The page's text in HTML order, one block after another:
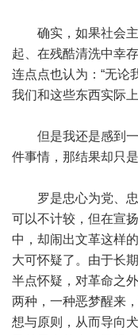
确实，如果社会主
起、在残酷清洗中幸
连点点也认为：“无论
我们和这些东西实际
但是我还是感到一
件事情，那结果却只
罗是忠心为党、忠
可以不计较，但在宣
中，却闹出文革这样
大可怀疑了。由于长
半点怀疑，对革命之
两种，一种恶梦醒来
想与原则，从而导向